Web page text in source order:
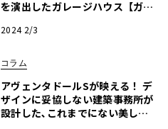
を演出したガレージハウス【ガレ
2024 2/3
コラム
アヴェンタドールSが映える！ デ
ザインに妥協しない建築事務所が
設計した､これまでにない美しさ